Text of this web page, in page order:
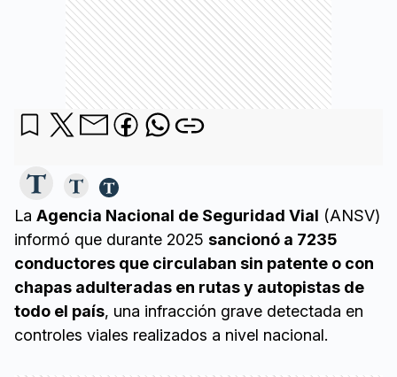
La Agencia Nacional de Seguridad Vial (ANSV)
informó que durante 2025 sancionó a 7235
conductores que circulaban sin patente o con
chapas adulteradas en rutas y autopistas de
todo el país, una infracción grave detectada en
controles viales realizados a nivel nacional.